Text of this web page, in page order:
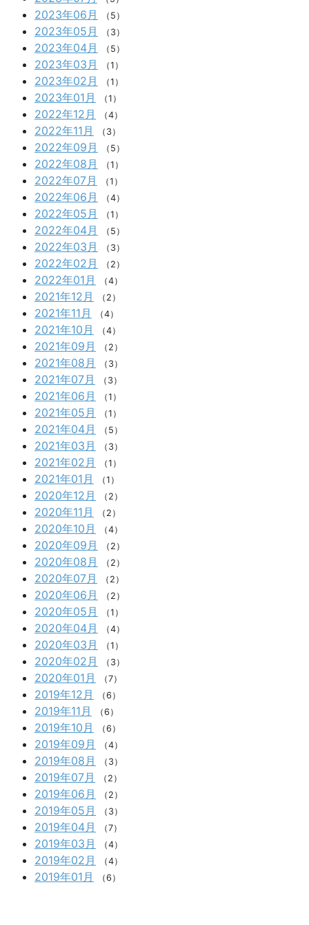
2023年06月 （5）
2023年05月 （3）
2023年04月 （5）
2023年03月 （1）
2023年02月 （1）
2023年01月 （1）
2022年12月 （4）
2022年11月 （3）
2022年09月 （5）
2022年08月 （1）
2022年07月 （1）
2022年06月 （4）
2022年05月 （1）
2022年04月 （5）
2022年03月 （3）
2022年02月 （2）
2022年01月 （4）
2021年12月 （2）
2021年11月 （4）
2021年10月 （4）
2021年09月 （2）
2021年08月 （3）
2021年07月 （3）
2021年06月 （1）
2021年05月 （1）
2021年04月 （5）
2021年03月 （3）
2021年02月 （1）
2021年01月 （1）
2020年12月 （2）
2020年11月 （2）
2020年10月 （4）
2020年09月 （2）
2020年08月 （2）
2020年07月 （2）
2020年06月 （2）
2020年05月 （1）
2020年04月 （4）
2020年03月 （1）
2020年02月 （3）
2020年01月 （7）
2019年12月 （6）
2019年11月 （6）
2019年10月 （6）
2019年09月 （4）
2019年08月 （3）
2019年07月 （2）
2019年06月 （2）
2019年05月 （3）
2019年04月 （7）
2019年03月 （4）
2019年02月 （4）
2019年01月 （6）